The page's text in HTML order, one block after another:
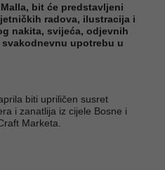
bit će predstavljeni
radova, ilustracija i
nakita, svijeća, odjevnih
svakodnevnu upotrebu u
biti upriličen susret
i zanatlija iz cijele Bosne i
Marketa.